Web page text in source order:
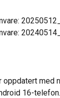
oppdatert med
16-telefon.